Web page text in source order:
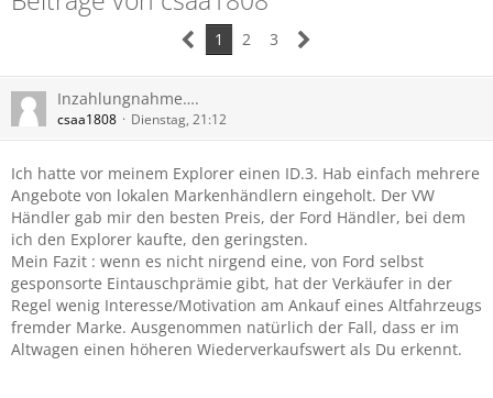
1 2 3
Inzahlungnahme….
csaa1808 Dienstag, 21:12
Ich hatte vor meinem Explorer einen ID.3. Hab einfach mehrere
Angebote von lokalen Markenhändlern eingeholt. Der VW
Händler gab mir den besten Preis, der Ford Händler, bei dem
ich den Explorer kaufte, den geringsten.
Mein Fazit : wenn es nicht nirgend eine, von Ford selbst
gesponsorte Eintauschprämie gibt, hat der Verkäufer in der
Regel wenig Interesse/Motivation am Ankauf eines Altfahrzeugs
fremder Marke. Ausgenommen natürlich der Fall, dass er im
Altwagen einen höheren Wiederverkaufswert als Du erkennt.